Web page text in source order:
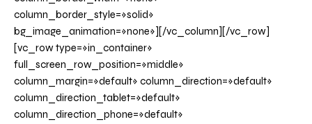
column_border_style=»solid»
bg_image_animation=»none»][/vc_column][/vc_row]
[vc_row type=»in_container»
full_screen_row_position=»middle»
column_margin=»default» column_direction=»default»
column_direction_tablet=»default»
column_direction_phone=»default»